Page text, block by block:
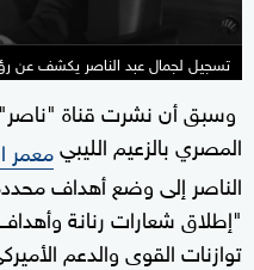
تسجيل لجمال عبد الناصر يكشف عن
وسبق أن نشرت قناة "ناصر"
المصري بالزعيم الليبيمعمر
الناصر إلى وضع أهداف
"إطلاق شعارات رنانة
توازنات القوى والدعم